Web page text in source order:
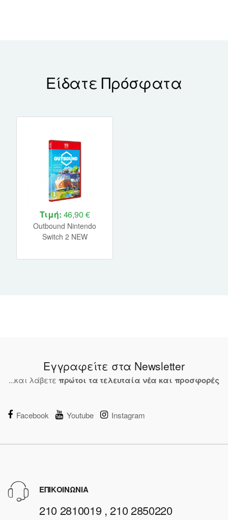
Είδατε Πρόσφατα
Τιμή: 46,90 €
Outbound Nintendo
Switch 2 NEW
Εγγραφείτε στα Newsletter
...και λάβετε πρώτοι τα τελευταία νέα και προσφορές
Facebook Youtube Instagram
ΕΠΙΚΟΙΝΩΝΙΑ
210 2810019 , 210 2850220